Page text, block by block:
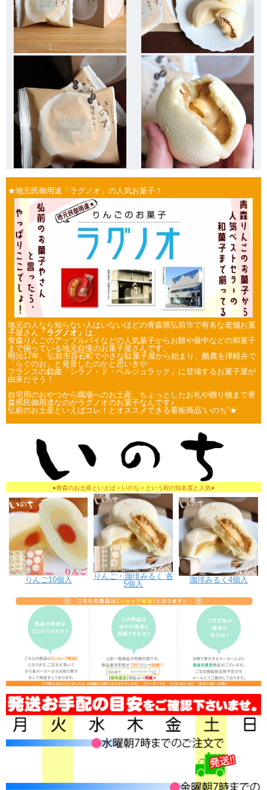
★地元民御用達「ラグノオ」の人気お菓子！
地元の人なら知らない人はいないほどの青森県弘前市で有名な老舗お菓
子屋さん 「ラグノオ」 は、
青森りんごのアップルパイなどの人気菓子からお餅や最中などの和菓子
まで揃っている地元自慢のお菓子屋さんです。
明治17年、弘前市百石町で小さな駄菓子屋から始まり、酪農を津軽弁で
「らぐのお」と発音したのかと思いきや
フランスの戯曲「シラノ・ド・ベルジュラック」に登場するお菓子屋が
由来だそう！
自宅用のおやつから職場へのお土産、ちょっとしたお礼や贈り物まで青
森県民御用達なのがラグノオのお菓子なんです♪
弘前のお土産といえばコレ！とオススメできる看板商品“いのち”★
●青森のお土産といえば＜いのち＞という程の知名度と人気●
りんご10個入
りんご・珈琲みるく 各
5個入
珈琲みるく4個入